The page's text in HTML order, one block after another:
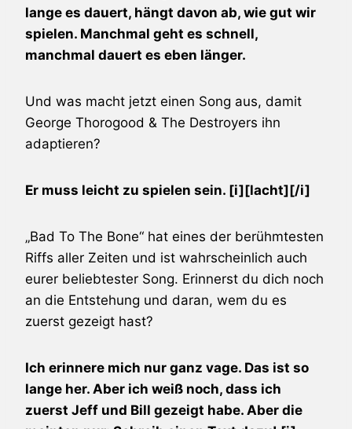
lange es dauert, hängt davon ab, wie gut wir
spielen. Manchmal geht es schnell,
manchmal dauert es eben länger.
Und was macht jetzt einen Song aus, damit
George Thorogood & The Destroyers ihn
adaptieren?
Er muss leicht zu spielen sein. [i][lacht][/i]
„Bad To The Bone“ hat eines der berühmtesten
Riffs aller Zeiten und ist wahrscheinlich auch
eurer beliebtester Song. Erinnerst du dich noch
an die Entstehung und daran, wem du es
zuerst gezeigt hast?
Ich erinnere mich nur ganz vage. Das ist so
lange her. Aber ich weiß noch, dass ich
zuerst Jeff und Bill gezeigt habe. Aber die